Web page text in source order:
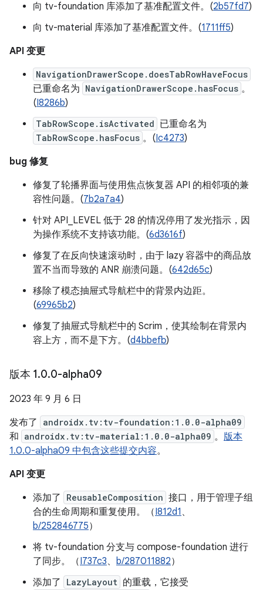
向 tv-foundation 库添加了基准配置文件。(2b57fd7)
向 tv-material 库添加了基准配置文件。(1711ff5)
API 变更
NavigationDrawerScope.doesTabRowHaveFocus
已重命名为 NavigationDrawerScope.hasFocus 。
(I8286b)
TabRowScope.isActivated 已重命名为
TabRowScope.hasFocus 。(Ic4273)
bug 修复
修复了轮播界面与使用焦点恢复器 API 的相邻项的兼
容性问题。(7b2a7a4)
针对 API_LEVEL 低于 28 的情况停用了发光指示，因
为操作系统不支持该功能。(6d3616f)
修复了在反向快速滚动时，由于 lazy 容器中的商品放
置不当而导致的 ANR 崩溃问题。(642d65c)
移除了模态抽屉式导航栏中的背景内边距。
(69965b2)
修复了抽屉式导航栏中的 Scrim，使其绘制在背景内
容上方，而不是下方。(d4bbefb)
版本 1.0.0-alpha09
2023 年 9 月 6 日
发布了
androidx.tv:tv-foundation:1.0.0-alpha09
和 androidx.tv:tv-material:1.0.0-alpha09 。 版本
1.0.0-alpha09 中包含这些提交内容。
API 变更
添加了
ReusableComposition 接口，用于管理子组
合的生命周期和重复使用。（I812d1 、
b/252846775）
将 tv-foundation 分支与 compose-foundation 进行
了同步。（I737c3、 b/287011882）
添加了
LazyLayout 的重载，它接受